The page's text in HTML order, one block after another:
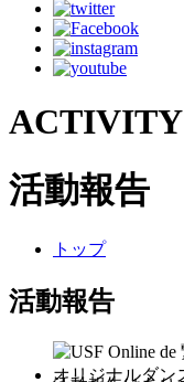
ACTIVITY
活動報告
トップ
活動報告